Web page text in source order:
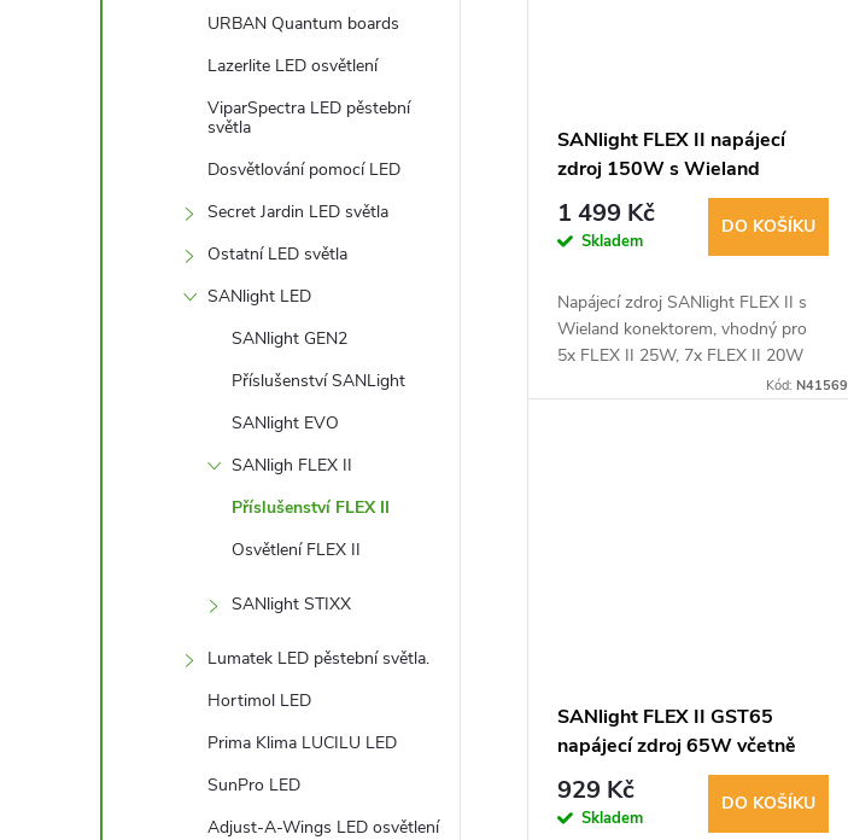
URBAN Quantum boards
Lazerlite LED osvětlení
ViparSpectra LED pěstební
světla
Dosvětlování pomocí LED
Secret Jardin LED světla
Ostatní LED světla
SANlight LED
SANlight GEN2
Příslušenství SANLight
SANlight EVO
SANligh FLEX II
Příslušenství FLEX II
Osvětlení FLEX II
SANlight STIXX
Lumatek LED pěstební světla.
Hortimol LED
Prima Klima LUCILU LED
SunPro LED
Adjust-A-Wings LED osvětlení
SANlight FLEX II napájecí
zdroj 150W s Wieland
konektorem
1 499 Kč
Skladem
DO KOŠÍKU
Napájecí zdroj SANlight FLEX II s
Wieland konektorem, vhodný pro
5x FLEX II 25W, 7x FLEX II 20W
nebo 15x FLEX II 10W. PříkonKód:N41569
SANlight FLEX II GST65
napájecí zdroj 65W včetně
adaptéru (AI2023)
929 Kč
Skladem
DO KOŠÍKU